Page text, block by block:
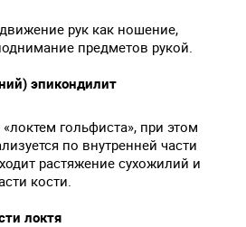
рук как ношение,
предметов рукой.
эпикондилит
гольфиста», при этом
по внутренней части
растяжение сухожилий и
кости.
локтя